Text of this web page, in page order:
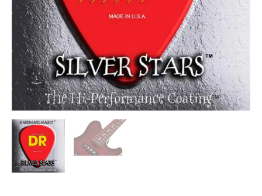
ELECTRICO
CUERDAS
45,
65,
85,
105
"DR
STRINGS"
cantidad